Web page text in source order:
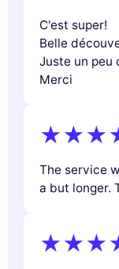
C'est super!
Belle
Juste un peu
Merci
The service
a but longer.